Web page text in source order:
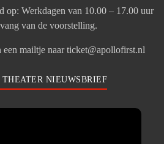
op: Werkdagen van 10.00 – 17.00 uur
van de voorstelling.
een mailtje naar ticket@apollofirst.nl
NIEUWSBRIEF